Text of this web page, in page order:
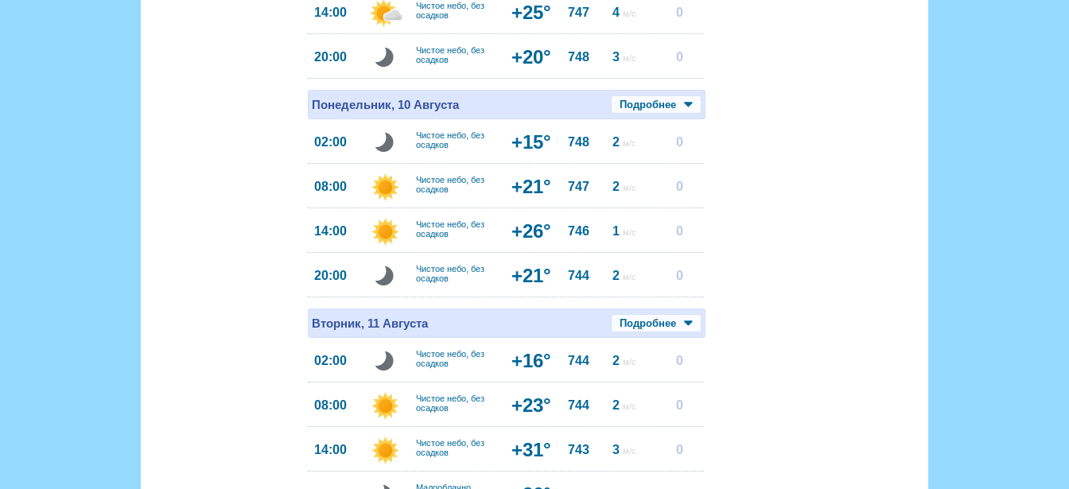
14:00
Чистое небо, без
осадков
+25° 747 4 м/с 0
20:00
Чистое небо, без
осадков
+20° 748 3 м/с 0
Понедельник, 10 Августа Подробнее
02:00
Чистое небо, без
осадков
+15° 748 2 м/с 0
08:00
Чистое небо, без
осадков
+21° 747 2 м/с 0
14:00
Чистое небо, без
осадков
+26° 746 1 м/с 0
20:00
Чистое небо, без
осадков
+21° 744 2 м/с 0
Вторник, 11 Августа Подробнее
02:00
Чистое небо, без
осадков
+16° 744 2 м/с 0
08:00
Чистое небо, без
осадков
+23° 744 2 м/с 0
14:00
Чистое небо, без
осадков
+31° 743 3 м/с 0